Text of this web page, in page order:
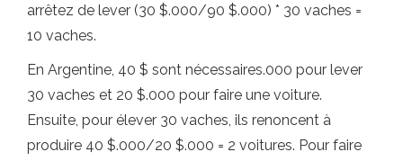
arrêtez de lever (30 $.000/90 $.000) * 30 vaches =
10 vaches.
En Argentine, 40 $ sont nécessaires.000 pour lever
30 vaches et 20 $.000 pour faire une voiture.
Ensuite, pour élever 30 vaches, ils renoncent à
produire 40 $.000/20 $.000 = 2 voitures. Pour faire